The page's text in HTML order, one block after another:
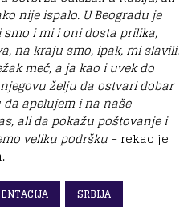
nije ispalo. U Beogradu je
i mi i oni dosta prilika,
na kraju smo, ipak, mi slavili.
meč, a ja kao i uvek do
želju da ostvari dobar
apelujem i na naše
ali da pokažu poštovanje i
veliku podršku – rekao je
SRBIJA